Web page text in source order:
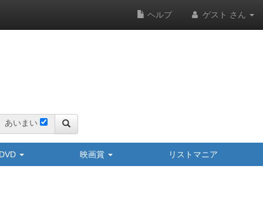
ヘルプ ゲスト さん
あいまい
映画賞 リストマニア